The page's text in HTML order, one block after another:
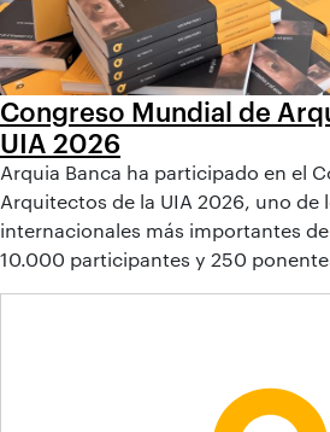
Congreso Mundial de
UIA 2026
Arquia Banca ha participado en el
Arquitectos de la UIA 2026, uno de
internacionales más importantes
10.000 participantes y 250